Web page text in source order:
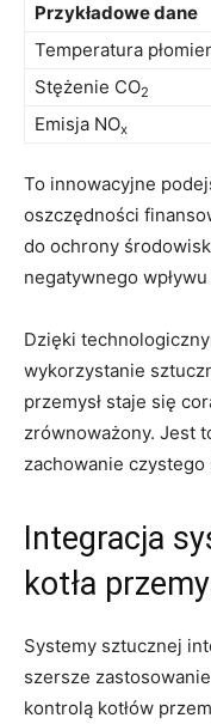
Przykładowe ‌dane
Temperatura
Stężenie CO2
Emisja NOx
To innowacyjne⁣
oszczędności
do ochrony
negatywnego
Dzięki
wykorzystanie
przemysł staje ⁣się
zrównoważony. ​Jest‌
zachowanie⁢
Integracja
kotła
Systemy⁣ sztucznej
szersze⁢
kontrolą kotłów